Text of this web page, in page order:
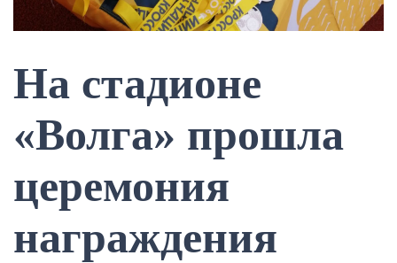
На стадионе
«Волга» прошла
церемония
награждения